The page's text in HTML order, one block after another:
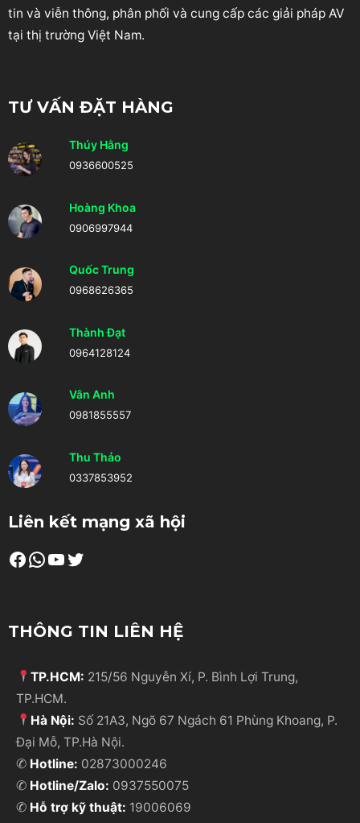
tin và viễn thông, phân phối và cung cấp các giải pháp AV
tại thị trường Việt Nam.
TƯ VẤN ĐẶT HÀNG
Thúy Hằng
0936600525
Hoàng Khoa
0906997944
Quốc Trung
0968626365
Thành Đạt
0964128124
Vân Anh
0981855557
Thu Thảo
0337853952
Liên kết mạng xã hội
Facebook WhatsApp Youtube Twitter
THÔNG TIN LIÊN HỆ
TP.HCM: 215/56 Nguyễn Xí, P. Bình Lợi Trung,
TP.HCM.
Hà Nội: Số 21A3, Ngõ 67 Ngách 61 Phùng Khoang, P.
Đại Mỗ, TP.Hà Nội.
✆ Hotline: 02873000246
✆ Hotline/Zalo: 0937550075
✆ Hỗ trợ kỹ thuật: 19006069